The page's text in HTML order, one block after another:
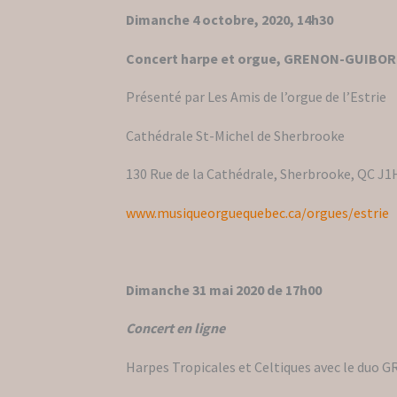
Dimanche 4 octobre, 2020, 14h30
Concert harpe et orgue, GRENON-
Présenté par Les Amis de l’orgue de l’Estrie
Cathédrale St-Michel de Sherbrooke
130 Rue de la Cathédrale, Sherbrooke, QC
www.musiqueorguequebec.ca/orgues/estrie
Dimanche 31 mai 2020 de 17h00
Concert en ligne
Harpes Tropicales et Celtiques avec le duo